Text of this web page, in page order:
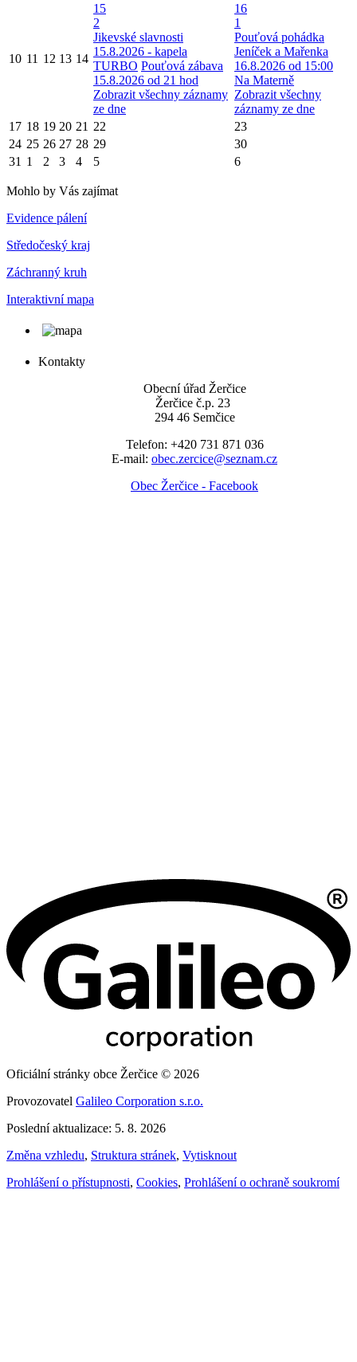
10 11 12 13 14
15
2
Jikevské slavnosti
15.8.2026 - kapela
TURBO Pouťová zábava
15.8.2026 od 21 hod
Zobrazit všechny záznamy
ze dne
16
1
Pouťová pohádka
Jeníček a Mařenka
16.8.2026 od 15:00
Na Materně
Zobrazit všechny
záznamy ze dne
17 18 19 20 21 22
23
24 25 26 27 28 29
30
31 1 2 3 4 5 6
Mohlo by Vás zajímat
Evidence pálení
Středočeský kraj
Záchranný kruh
Interaktivní mapa
Kontakty
Obecní úřad Žerčice
Žerčice č.p. 23
294 46 Semčice
Telefon: +420 731 871 036
E-mail: obec.zercice@seznam.cz
Obec Žerčice - Facebook
Oficiální stránky obce Žerčice © 2026
Provozovatel Galileo Corporation s.r.o.
Poslední aktualizace: 5. 8. 2026
Změna vzhledu, Struktura stránek, Vytisknout
Prohlášení o přístupnosti, Cookies, Prohlášení o ochraně soukromí